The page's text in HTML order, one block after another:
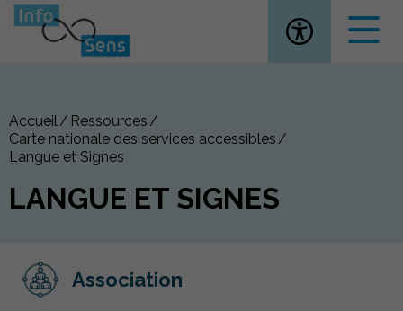
Ouvrir la
Accueil
Ressources
Carte nationale des services accessibles
Langue et Signes
LANGUE ET SIGNES
Association